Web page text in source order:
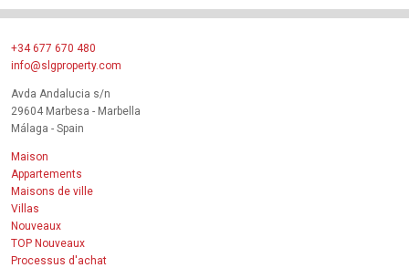
+34 677 670 480
info@slgproperty.com
Avda Andalucia s/n
29604 Marbesa - Marbella
Málaga - Spain
Maison
Appartements
Maisons de ville
Villas
Nouveaux
TOP Nouveaux
Processus d'achat